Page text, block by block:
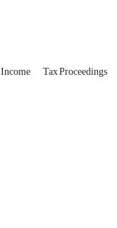
Income Tax Proceedings